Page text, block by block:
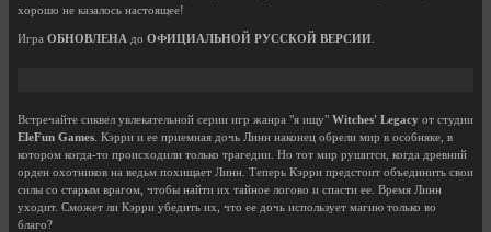
хорошо не казалось настоящее!
Игра ОБНОВЛЕНА до ОФИЦИАЛЬНОЙ РУССКОЙ ВЕРСИИ
Встречайте сиквел увлекательной серии игр жанра "я ищу" Witches' Legacy от студии
EleFun Games . Кэрри и ее приемная дочь Линн наконец обрели мир в особняке, в
котором когда-то происходили только трагедии. Но тот мир рушится, когда древний
орден охотников на ведьм похищает Линн. Теперь Кэрри предстоит объединить свои
силы со старым врагом, чтобы найти их тайное логово и спасти ее. Время Линн
уходит. Сможет ли Кэрри убедить их, что ее дочь использует магию только во
благо?